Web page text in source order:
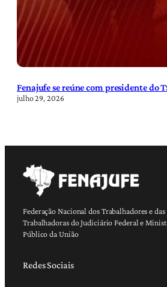
Fenajufe se reúne com presidente do
julho 29, 2026
Federação Nacional dos Trabalhadores e das
Trabalhadoras do Judiciário Federal e
Público da União
Redes Sociais